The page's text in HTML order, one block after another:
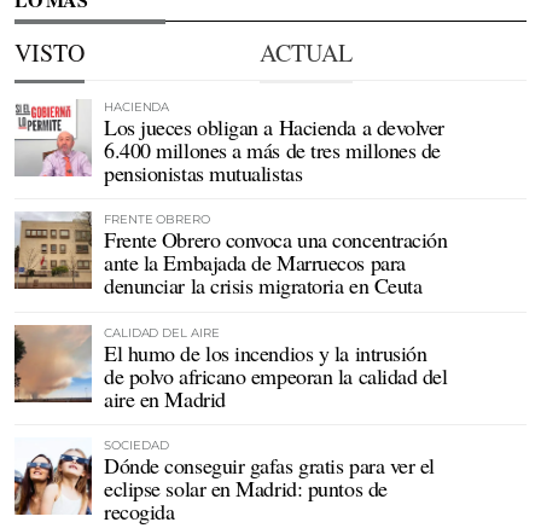
VISTO ACTUAL
HACIENDA
Los jueces obligan a Hacienda a devolver
6.400 millones a más de tres millones de
pensionistas mutualistas
FRENTE OBRERO
Frente Obrero convoca una concentración
ante la Embajada de Marruecos para
denunciar la crisis migratoria en Ceuta
CALIDAD DEL AIRE
El humo de los incendios y la intrusión
de polvo africano empeoran la calidad del
aire en Madrid
SOCIEDAD
Dónde conseguir gafas gratis para ver el
eclipse solar en Madrid: puntos de
recogida